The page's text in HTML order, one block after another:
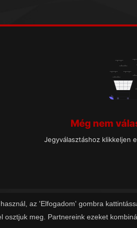
az 'Elfogadom' gombra
meg. Partnereink ezeket
Még nem
Jegyválasztáshoz klikkeljen